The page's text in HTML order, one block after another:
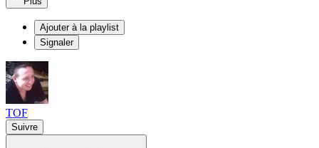
Ajouter à la playlist
Signaler
TOF
Suivre